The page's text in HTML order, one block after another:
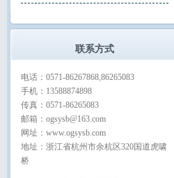
联系方式
电话：0571-86267868,86265083
手机：13588874898
传真：0571-86265083
邮箱：ogsysb@163.com
网址：www.ogsysb.com
地址：浙江省杭州市余杭区320国道虎啸
桥